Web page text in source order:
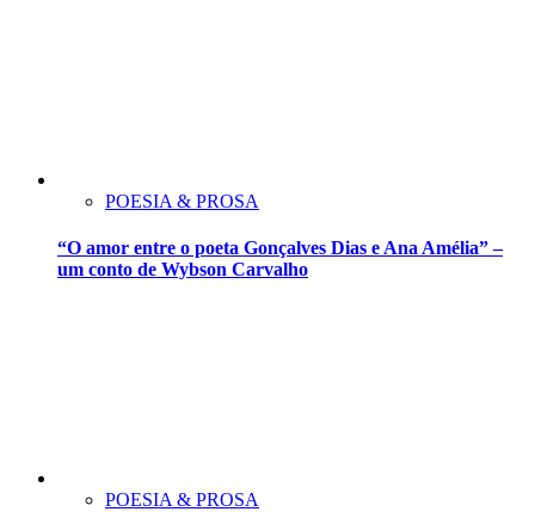
POESIA & PROSA
“O amor entre o poeta Gonçalves Dias e Ana Amélia” –
um conto de Wybson Carvalho
POESIA & PROSA